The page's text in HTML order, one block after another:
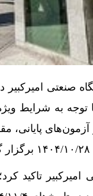
صنعتی
توجه به شرایط